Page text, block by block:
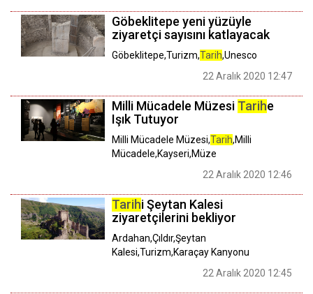
Göbeklitepe yeni yüzüyle
ziyaretçi sayısını katlayacak
Göbeklitepe,Turizm,Tarih,Unesco
22 Aralık 2020 12:47
Milli Mücadele Müzesi Tarihe
Işık Tutuyor
Milli Mücadele Müzesi,Tarih,Milli
Mücadele,Kayseri,Müze
22 Aralık 2020 12:46
Tarihi Şeytan Kalesi
ziyaretçilerini bekliyor
Ardahan,Çıldır,Şeytan
Kalesi,Turizm,Karaçay Kanyonu
22 Aralık 2020 12:45